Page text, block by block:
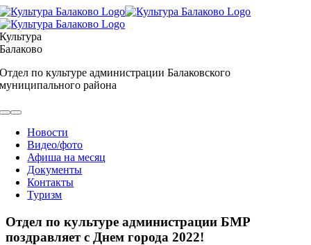
Skip
to
content
Культура
Балаково
Отдел по культуре администрации Балаковского
муниципального района
Toggle
NavigationНовости
Видео/фото
Афиша на месяц
Документы
Контакты
Туризм
Отдел по культуре администрации БМР
поздравляет с Днем города 2022!